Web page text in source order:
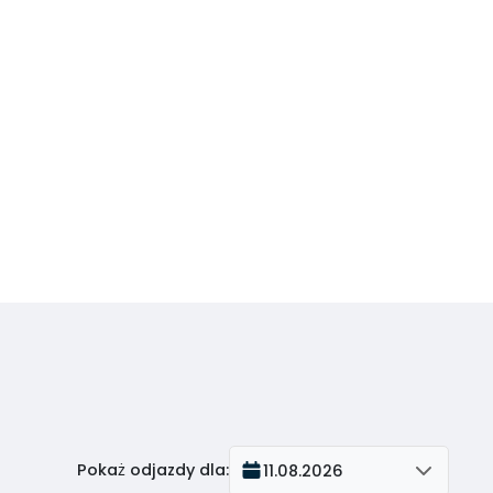
Pokaż odjazdy dla: 11.08.2026